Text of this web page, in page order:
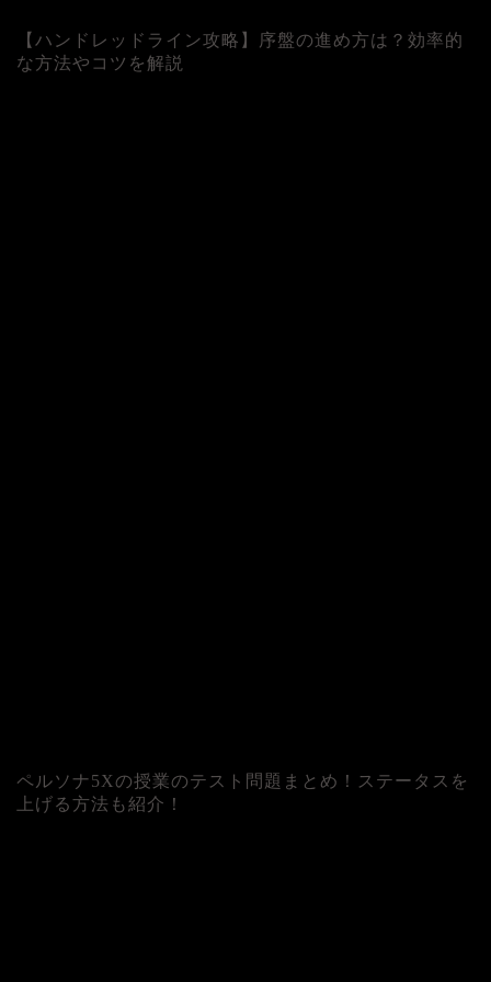
【ハンドレッドライン攻略】序盤の進め方は？効率的
な方法やコツを解説
ペルソナ5Xの授業のテスト問題まとめ！ステータスを
上げる方法も紹介！